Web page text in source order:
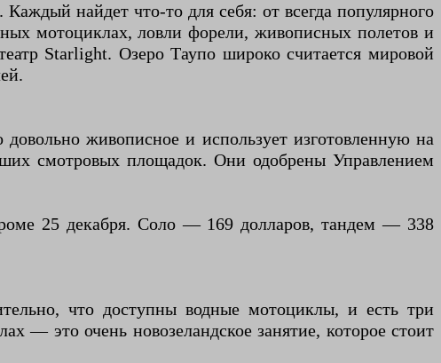
найдет что-то для себя: от всегда популярного
мотоциклах, ловли форели, живописных полетов и
Starlight. Озеро Таупо широко считается мировой
живописное и использует изготовленную на
смотровых площадок. Они одобрены Управлением
25 декабря. Соло — 169 долларов, тандем — 338
что доступны водные мотоциклы, и есть три
— это очень новозеландское занятие, которое стоит